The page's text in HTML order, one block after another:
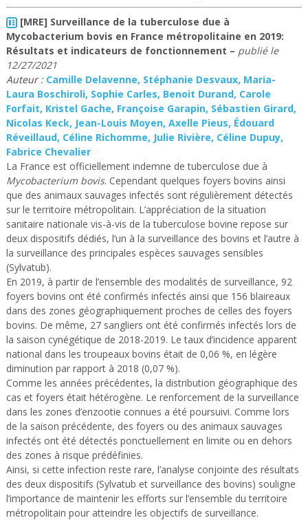
[MRE] Surveillance de la tuberculose due à
Mycobacterium bovis en France métropolitaine en 2019:
Résultats et indicateurs de fonctionnement – publié le
12/27/2021
Auteur : Camille Delavenne, Stéphanie Desvaux, Maria-
Laura Boschiroli, Sophie Carles, Benoit Durand, Carole
Forfait, Kristel Gache, Françoise Garapin, Sébastien Girard,
Nicolas Keck, Jean-Louis Moyen, Axelle Pieus, Édouard
Réveillaud, Céline Richomme, Julie Rivière, Céline Dupuy,
Fabrice Chevalier
La France est officiellement indemne de tuberculose due à
Mycobacterium bovis. Cependant quelques foyers bovins ainsi
que des animaux sauvages infectés sont régulièrement détectés
sur le territoire métropolitain. L’appréciation de la situation
sanitaire nationale vis-à-vis de la tuberculose bovine repose sur
deux dispositifs dédiés, l’un à la surveillance des bovins et l’autre à
la surveillance des principales espèces sauvages sensibles
(Sylvatub).
En 2019, à partir de l’ensemble des modalités de surveillance, 92
foyers bovins ont été confirmés infectés ainsi que 156 blaireaux
dans des zones géographiquement proches de celles des foyers
bovins. De même, 27 sangliers ont été confirmés infectés lors de
la saison cynégétique de 2018-2019. Le taux d’incidence apparent
national dans les troupeaux bovins était de 0,06 %, en légère
diminution par rapport à 2018 (0,07 %).
Comme les années précédentes, la distribution géographique des
cas et foyers était hétérogène. Le renforcement de la surveillance
dans les zones d’enzootie connues a été poursuivi. Comme lors
de la saison précédente, des foyers ou des animaux sauvages
infectés ont été détectés ponctuellement en limite ou en dehors
des zones à risque prédéfinies.
Ainsi, si cette infection reste rare, l’analyse conjointe des résultats
des deux dispositifs (Sylvatub et surveillance des bovins) souligne
l’importance de maintenir les efforts sur l’ensemble du territoire
métropolitain pour atteindre les objectifs de surveillance.